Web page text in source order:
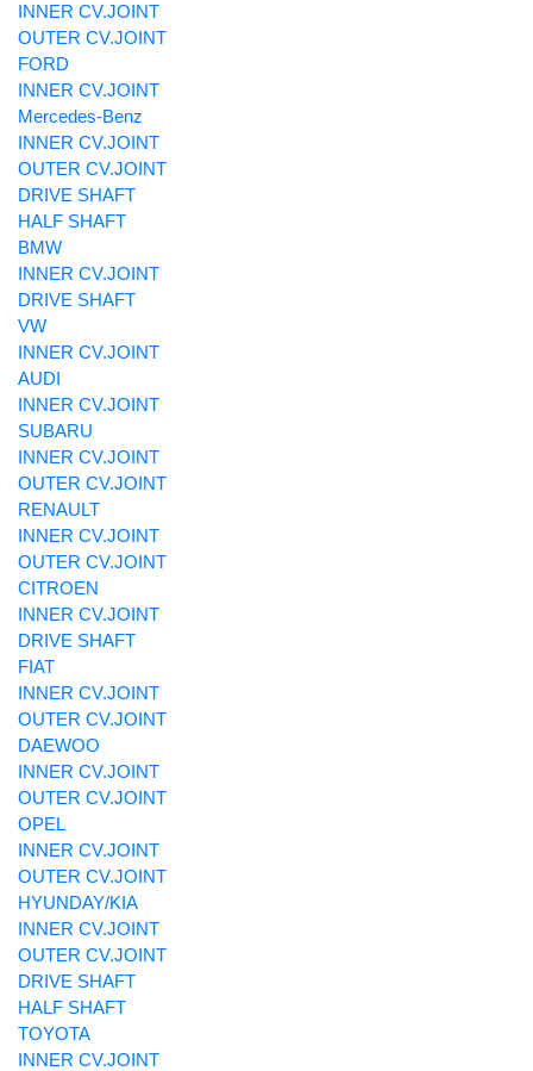
INNER CV.JOINT
OUTER CV.JOINT
FORD
INNER CV.JOINT
Mercedes-Benz
INNER CV.JOINT
OUTER CV.JOINT
DRIVE SHAFT
HALF SHAFT
BMW
INNER CV.JOINT
DRIVE SHAFT
VW
INNER CV.JOINT
AUDI
INNER CV.JOINT
SUBARU
INNER CV.JOINT
OUTER CV.JOINT
RENAULT
INNER CV.JOINT
OUTER CV.JOINT
CITROEN
INNER CV.JOINT
DRIVE SHAFT
FIAT
INNER CV.JOINT
OUTER CV.JOINT
DAEWOO
INNER CV.JOINT
OUTER CV.JOINT
OPEL
INNER CV.JOINT
OUTER CV.JOINT
HYUNDAY/KIA
INNER CV.JOINT
OUTER CV.JOINT
DRIVE SHAFT
HALF SHAFT
TOYOTA
INNER CV.JOINT